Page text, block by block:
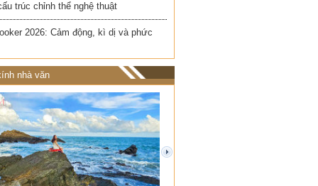
trúc chỉnh thể nghệ thuật
2026: Cảm động, kì dị và phức
nhà văn
next